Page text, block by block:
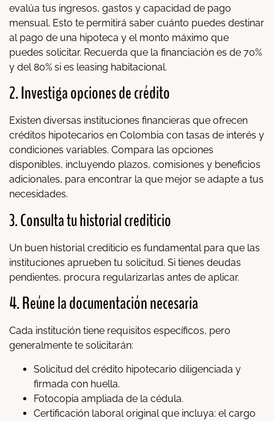
evalúa tus ingresos, gastos y capacidad de pago
mensual. Esto te permitirá saber cuánto puedes destinar
al pago de una hipoteca y el monto máximo que
puedes solicitar. Recuerda que la financiación es de 70%
y del 80% si es leasing habitacional.
2. Investiga opciones de crédito
Existen diversas instituciones financieras que ofrecen
créditos hipotecarios en Colombia con tasas de interés y
condiciones variables. Compara las opciones
disponibles, incluyendo plazos, comisiones y beneficios
adicionales, para encontrar la que mejor se adapte a tus
necesidades.
3. Consulta tu historial crediticio
Un buen historial crediticio es fundamental para que las
instituciones aprueben tu solicitud. Si tienes deudas
pendientes, procura regularizarlas antes de aplicar.
4. Reúne la documentación necesaria
Cada institución tiene requisitos específicos, pero
generalmente te solicitarán:
Solicitud del crédito hipotecario diligenciada y
firmada con huella.
Fotocopia ampliada de la cédula.
Certificación laboral original que incluya: el cargo